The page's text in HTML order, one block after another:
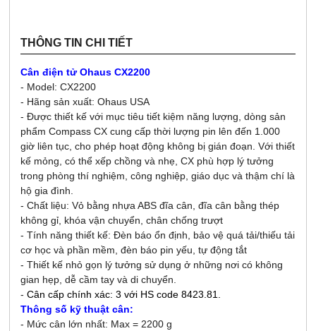
THÔNG TIN CHI TIẾT
Cân điện tử Ohaus CX2200
- Model: CX2200
- Hãng sản xuất: Ohaus USA
- Được thiết kế với mục tiêu tiết kiệm năng lượng, dòng sản
phẩm Compass CX cung cấp thời lượng pin lên đến 1.000
giờ liên tục, cho phép hoạt động không bị gián đoạn. Với thiết
kế mỏng, có thể xếp chồng và nhẹ, CX phù hợp lý tưởng
trong phòng thí nghiệm, công nghiệp, giáo dục và thậm chí là
hộ gia đình.
- Chất liệu: Vỏ bằng nhựa ABS đĩa cân, đĩa cân bằng thép
không gỉ, khóa vận chuyển, chân chống trượt
- Tính năng thiết kế: Đèn báo ổn định, bảo vệ quá tải/thiếu tải
cơ học và phần mềm, đèn báo pin yếu, tự động tắt
- Thiết kế nhỏ gọn lý tưởng sử dụng ở những nơi có không
gian hẹp, dễ cầm tay và di chuyển.
-Cân cấp chính xác: 3 với HS code 8423.81.
Thông số kỹ thuật cân:
- Mức cân lớn nhất: Max = 2200 g